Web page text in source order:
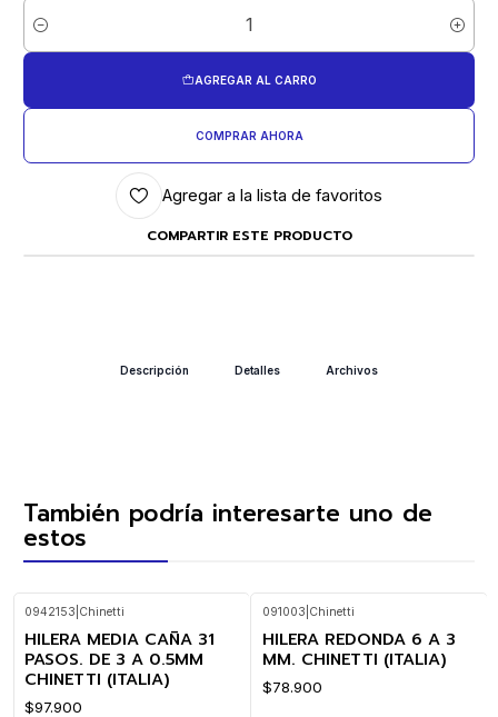
Cantidad
AGREGAR AL CARRO
COMPRAR AHORA
Agregar a la lista de favoritos
COMPARTIR ESTE PRODUCTO
Descripción Detalles Archivos
También podría interesarte uno de
estos
0942153 Chinetti
HILERA MEDIA CAÑA 31
PASOS. DE 3 A 0.5MM
CHINETTI (ITALIA)
$97.900
091003 Chinetti
HILERA REDONDA 6 A 3
MM. CHINETTI (ITALIA)
$78.900